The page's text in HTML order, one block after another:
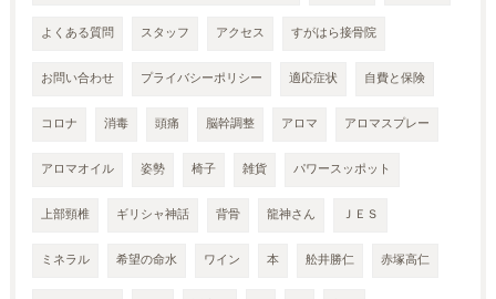
よくある質問 スタッフ アクセス すがはら接骨院
お問い合わせ プライバシーポリシー 適応症状 自費と保険
コロナ 消毒 頭痛 脳幹調整 アロマ アロマスプレー
アロマオイル 姿勢 椅子 雑貨 パワースッポット
上部頸椎 ギリシャ神話 背骨 龍神さん ＪＥＳ
ミネラル 希望の命水 ワイン 本 舩井勝仁 赤塚高仁